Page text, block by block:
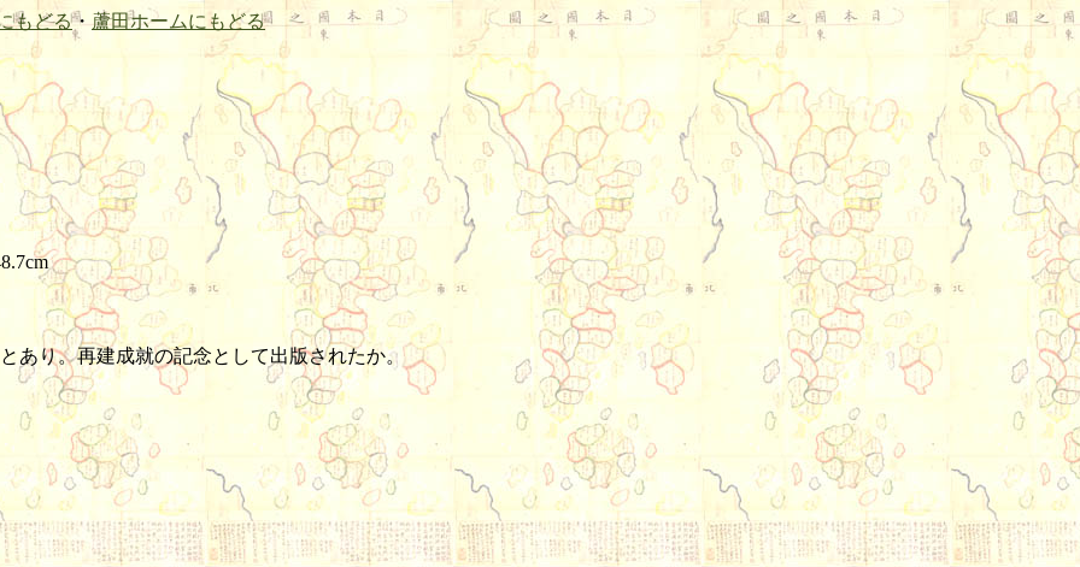
もどる・ 蘆田ホームにもどる
あり。再建成就の記念として出版されたか。